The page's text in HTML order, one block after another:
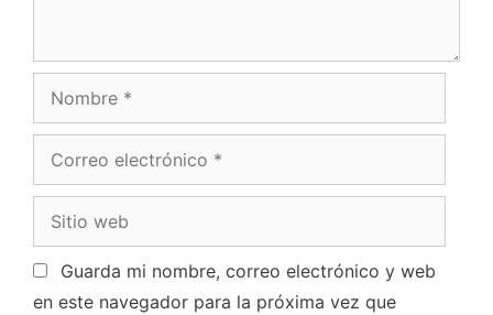
Guarda mi nombre, correo electrónico y web
en este navegador para la próxima vez que